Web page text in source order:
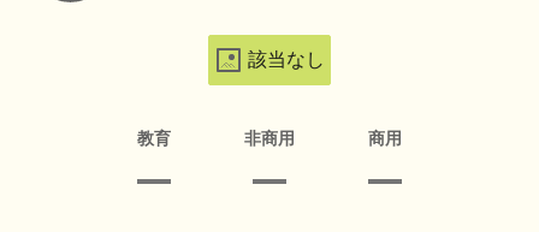
該当なし
教育 非商用 商用